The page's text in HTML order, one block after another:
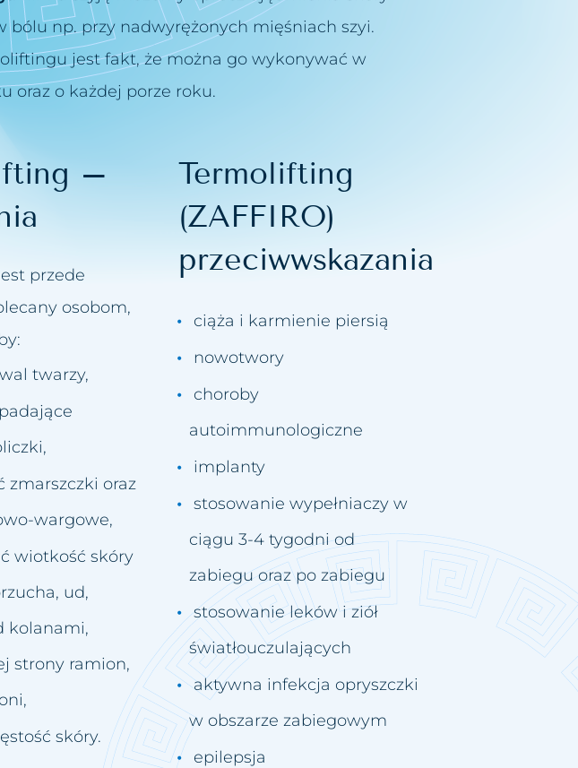
bólu np. przy nadwyrężonych mięśniach szyi.
jest fakt, że można go wykonywać w
oraz o każdej porze roku.
–
przede
osobom,
twarzy,
zmarszczki oraz
wargowe,
wiotkość skóry
ud,
kolanami,
strony ramion,
skóry.
Termolifting
(ZAFFIRO)
przeciwwskazania
ciąża i karmienie piersią
nowotwory
choroby
autoimmunologiczne
implanty
stosowanie wypełniaczy w
ciągu 3-4 tygodni od
zabiegu oraz po zabiegu
stosowanie leków i ziół
światłouczulających
aktywna infekcja opryszczki
w obszarze zabiegowym
epilepsja